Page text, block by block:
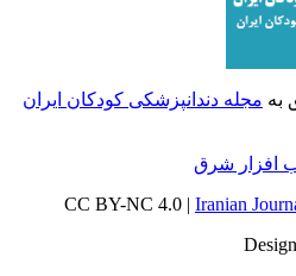
مجله دندانپزشکی کودکان ایران
افزار شرق
Iranian